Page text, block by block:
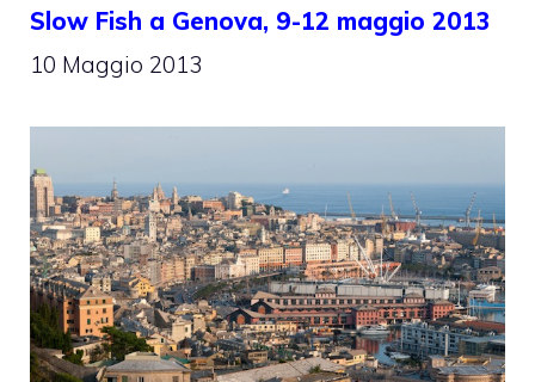
Slow Fish a Genova, 9-12 maggio 2013
10 Maggio 2013